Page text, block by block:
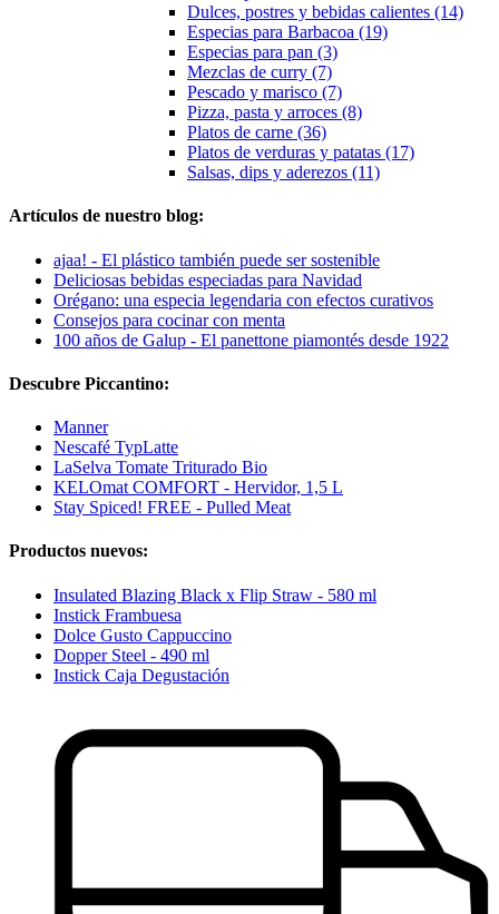
Dulces, postres y bebidas calientes (14)
Especias para Barbacoa (19)
Especias para pan (3)
Mezclas de curry (7)
Pescado y marisco (7)
Pizza, pasta y arroces (8)
Platos de carne (36)
Platos de verduras y patatas (17)
Salsas, dips y aderezos (11)
Artículos de nuestro blog:
ajaa! - El plástico también puede ser sostenible
Deliciosas bebidas especiadas para Navidad
Orégano: una especia legendaria con efectos curativos
Consejos para cocinar con menta
100 años de Galup - El panettone piamontés desde 1922
Descubre Piccantino:
Manner
Nescafé TypLatte
LaSelva Tomate Triturado Bio
KELOmat COMFORT - Hervidor, 1,5 L
Stay Spiced! FREE - Pulled Meat
Productos nuevos:
Insulated Blazing Black x Flip Straw - 580 ml
Instick Frambuesa
Dolce Gusto Cappuccino
Dopper Steel - 490 ml
Instick Caja Degustación